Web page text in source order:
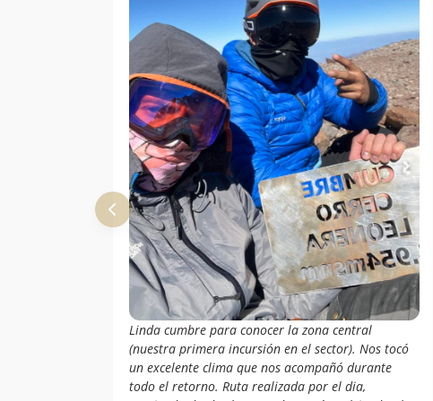
Linda cumbre para conocer la zona central
(nuestra primera incursión en el sector). Nos tocó
un excelente clima que nos acompañó durante
todo el retorno. Ruta realizada por el dia,